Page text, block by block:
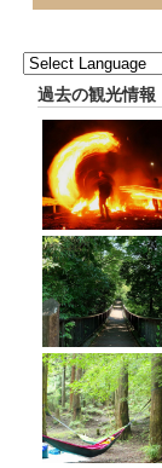
過去の観光情報